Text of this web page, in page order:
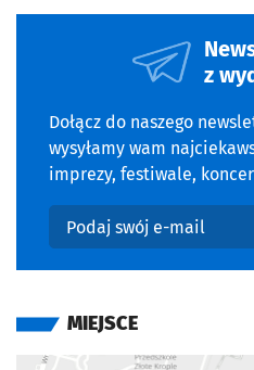
z
Dołącz do naszego
wysyłamy wam
imprezy, festiwale,
Podaj swój e-mail
MIEJSCE